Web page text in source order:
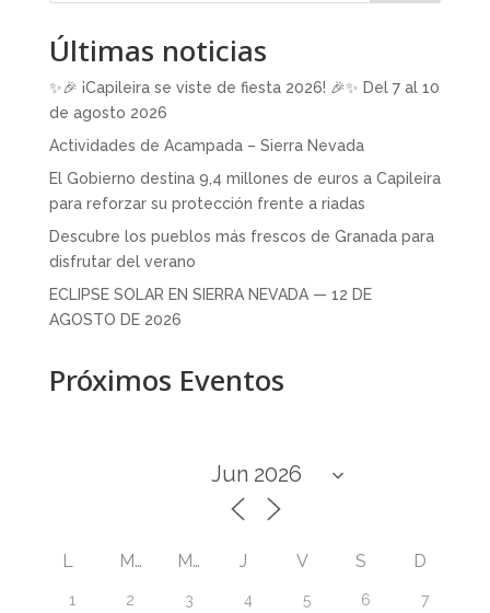
Últimas noticias
✨🎉 ¡Capileira se viste de fiesta 2026! 🎉✨ Del 7 al 10
de agosto 2026
Actividades de Acampada – Sierra Nevada
El Gobierno destina 9,4 millones de euros a Capileira
para reforzar su protección frente a riadas
Descubre los pueblos más frescos de Granada para
disfrutar del verano
ECLIPSE SOLAR EN SIERRA NEVADA — 12 DE
AGOSTO DE 2026
Próximos Eventos
L M M J V S D
1 2 3 4 5 6 7